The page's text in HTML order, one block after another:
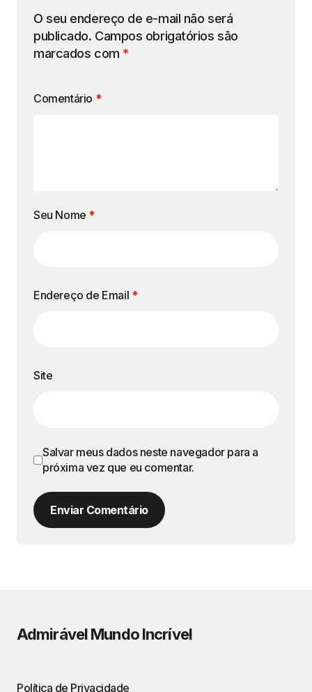
O seu endereço de e-mail não será
publicado. Campos obrigatórios são
marcados com *
Comentário *
Seu Nome *
Endereço de Email *
Site
Salvar meus dados neste navegador para a
próxima vez que eu comentar.
Enviar Comentário
Admirável Mundo Incrível
Política de Privacidade